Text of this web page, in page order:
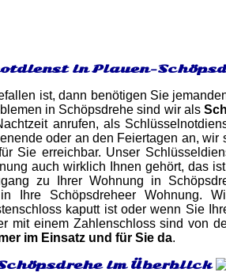
in Plauen-
ist, dann benötigen Sie
in Schöpsdrehe sind wir als
anrufen, als
oder an den Feiertagen an, wir
Sie erreichbar. Unser
auch wirklich Ihnen gehört, das
zu Ihrer Wohnung in
in Ihre Schöpsdreheer Wohnung.
kaputt ist oder wenn Sie
mit einem Zahlenschloss sind von
im Einsatz und für Sie da.
im Überblick